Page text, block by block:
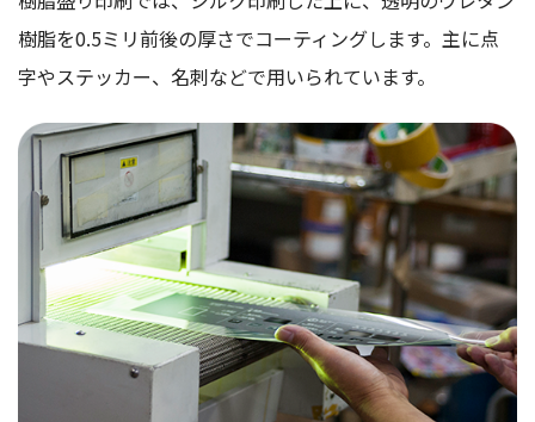
樹脂を0.5ミリ前後の厚さでコーティングします。主に点
字やステッカー、名刺などで用いられています。